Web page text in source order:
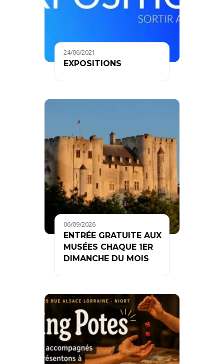
24/06/2021
EXPOSITIONS
06/09/2026
ENTRÉE GRATUITE AUX
MUSÉES CHAQUE 1ER
DIMANCHE DU MOIS